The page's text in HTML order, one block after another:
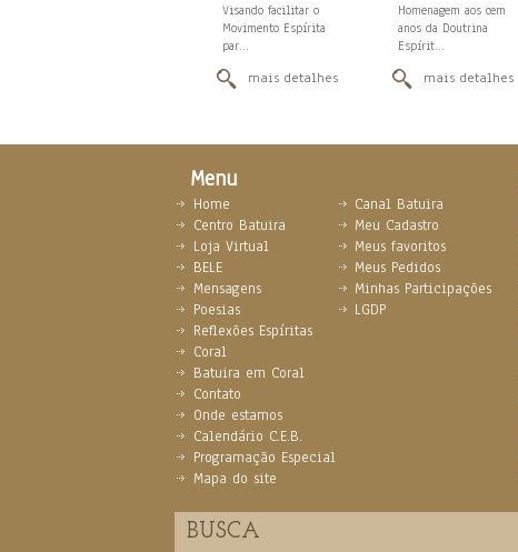
Visando facilitar o
Movimento Espírita
par...
mais detalhes
Homenagem aos cem
anos da Doutrina
Espírit...
mais detalhes
Menu
Home
Centro Batuira
Loja Virtual
BELE
Mensagens
Poesias
Reflexões Espíritas
Coral
Batuira em Coral
Contato
Onde estamos
Calendário C.E.B.
Programação Especial
Mapa do site
Canal Batuira
Meu Cadastro
Meus favoritos
Meus Pedidos
Minhas Participações
LGDP